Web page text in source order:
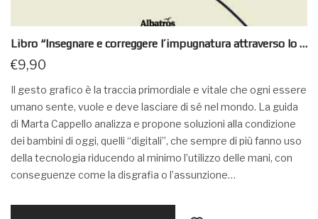
Libro “Insegnare e correggere l’impugnatura attraverso lo strumento grafico” Albatros Editore
€9,90
Il gesto grafico è la traccia primordiale e vitale che ogni essere
umano sente, vuole e deve lasciare di sé nel mondo. La guida
di Marta Cappello analizza e propone soluzioni alla condizione
dei bambini di oggi, quelli “digitali”, che sempre di più fanno uso
della tecnologia riducendo al minimo l’utilizzo delle mani, con
conseguenze come la disgrafia o l’assunzione…